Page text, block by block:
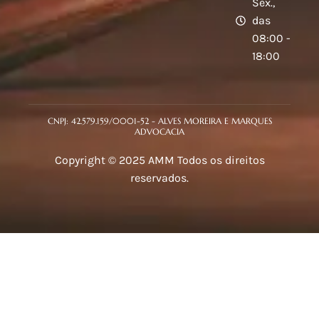
Sex.,
das
08:00 -
18:00
CNPJ: 42.579.159/0001-52 - ALVES MOREIRA E MARQUES
ADVOCACIA
Copyright © 2025 AMM Todos os direitos
reservados.